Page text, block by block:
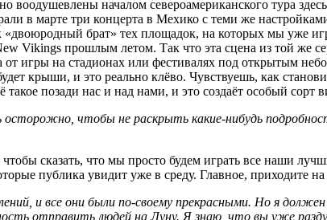
началом североамериканского тура
в марте три концерта в Мехико с теми же
«двоюродный брат» тех площадок, на которых мы уже
Vikings прошлым летом. Так что эта сцена из той же
от игры на стадионах или фестивалях под открытым
крыши, и это реально клёво. Чувствуешь, как
позади нас и над нами, и это создаёт особый сорт
осторожно, чтобы не раскрыть какие-нибудь
сказать, что мы просто будем играть все наши
публика увидит уже в среду. Главное, приходите
и все они были по-своему прекрасными. Но я
отправить людей на Луну. Я знаю, что вы уже